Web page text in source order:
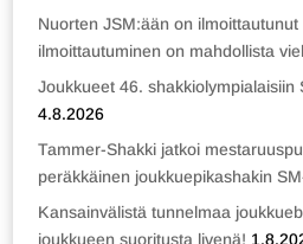
Nuorten JSM:ään on
ilmoittautuminen on mahdollista
Joukkueet 46. shakkiolympialaisiin
4.8.2026
Tammer-Shakki jatkoi
peräkkäinen joukkuepikashakin
Kansainvälistä tunnelmaa
joukkueen suoritusta livenä!